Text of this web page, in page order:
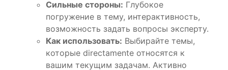
Сильные стороны: Глубокое
погружение в тему, интерактивность,
возможность задать вопросы эксперту.
Как использовать: Выбирайте темы,
которые directamente относятся к
вашим текущим задачам. Активно